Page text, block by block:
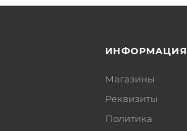
ИНФОРМАЦИЯ
Магазины
Реквизиты
Политика